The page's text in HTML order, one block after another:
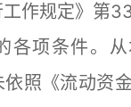
作规定》第
各项条件。
照《流动资